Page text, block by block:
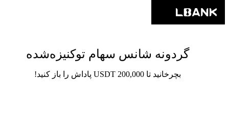
گردونه شانس سهام توکنیزه‌شده
بچرخانید تا 200,000 USDT پاداش را باز کنید!